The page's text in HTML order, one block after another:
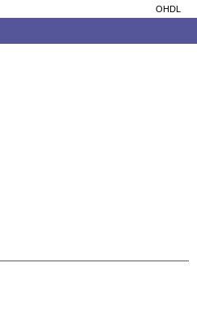
OHDL